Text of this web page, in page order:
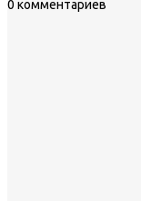
0 комментариев